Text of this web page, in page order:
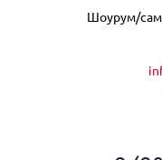
Шоурум/